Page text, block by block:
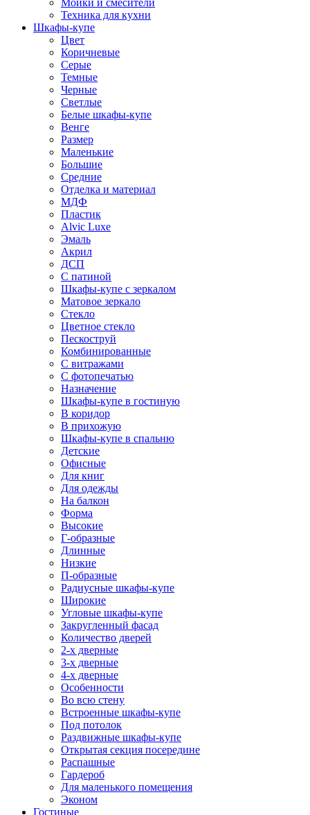
Мойки и смесители
Техника для кухни
Шкафы-купе
Цвет
Коричневые
Серые
Темные
Черные
Светлые
Белые шкафы-купе
Венге
Размер
Маленькие
Большие
Средние
Отделка и материал
МДФ
Пластик
Alvic Luxe
Эмаль
Акрил
ДСП
С патиной
Шкафы-купе с зеркалом
Матовое зеркало
Стекло
Цветное стекло
Пескоструй
Комбинированные
С витражами
С фотопечатью
Назначение
Шкафы-купе в гостиную
В коридор
В прихожую
Шкафы-купе в спальню
Детские
Офисные
Для книг
Для одежды
На балкон
Форма
Высокие
Г-образные
Длинные
Низкие
П-образные
Радиусные шкафы-купе
Широкие
Угловые шкафы-купе
Закругленный фасад
Количество дверей
2-х дверные
3-х дверные
4-х дверные
Особенности
Во всю стену
Встроенные шкафы-купе
Под потолок
Раздвижные шкафы-купе
Открытая секция посередине
Распашные
Гардероб
Для маленького помещения
Эконом
Гостиные